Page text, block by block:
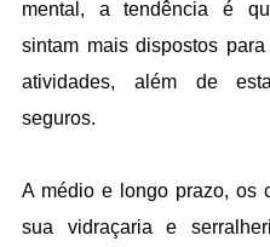
mental, a tendência é
sintam mais dispostos
atividades, além de
seguros.
A médio e longo prazo, os
sua vidraçaria e